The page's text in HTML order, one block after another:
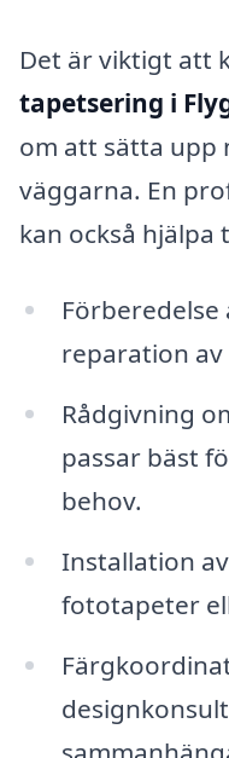
Det är viktigt att
tapetsering i
om att sätta upp
väggarna. En
kan också hjälpa
Förberedelse
reparation av
Rådgivning
passar bäst
behov.
Installation
fototapeter